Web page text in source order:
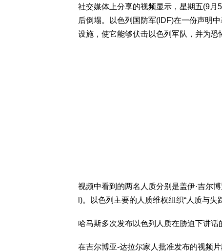
社交媒体上分享的视频显示，星期五(9月
后倒塌。以色列国防军(IDF)在一份声明
设施，使它能够伏击以色列军队，并为恐
视频中看到的两名人质分别是盖伊·吉尔
l)。以色列主要的人质维权组织“人质与失
哈马斯多次发布以色列人质在胁迫下讲话
在吉尔博亚-达拉尔家人批准发布的视频